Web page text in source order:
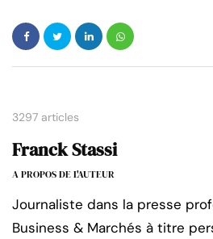
3297 articles
Franck Stassi
A PROPOS DE L'AUTEUR
Journaliste dans la presse
Business & Marchés à titre